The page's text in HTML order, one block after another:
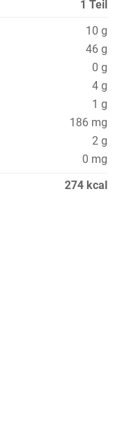
1 Teil
10 g
46 g
0 g
4 g
1 g
186 mg
2 g
0 mg
274 kcal